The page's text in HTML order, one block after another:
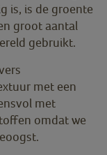
is, is de groente
groot aantal
gebruikt.
met een
met
omdat we